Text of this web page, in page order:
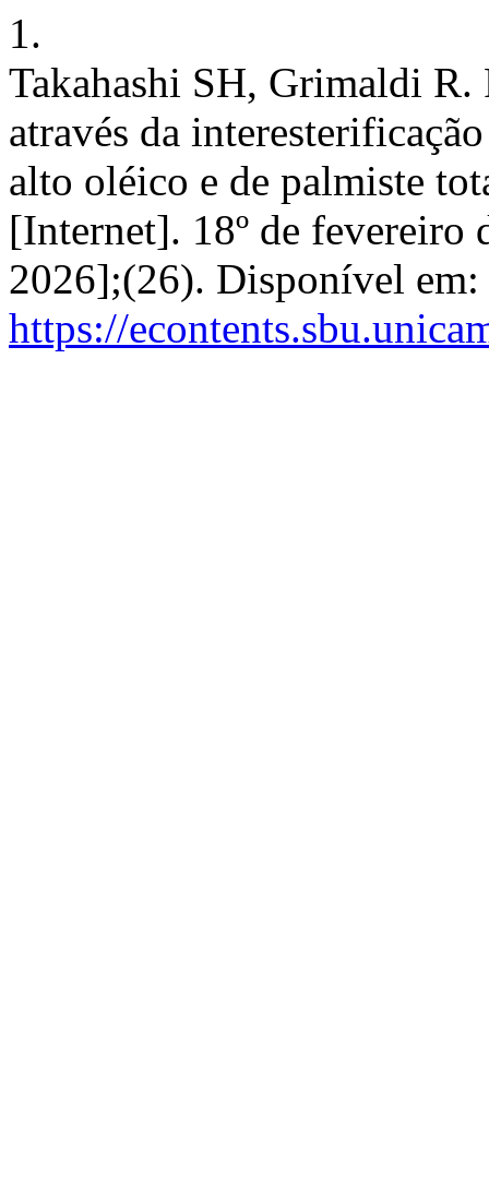
1.
Takahashi SH, Grimaldi
através da
alto oléico e de palmiste
[Internet]. 18º de fevereiro
2026];(26). Disponível em:
https://